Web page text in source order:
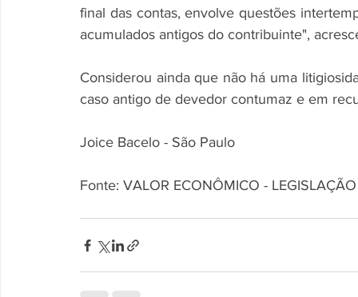
final das contas, envolve questões
acumulados antigos do contribuinte",
Considerou ainda que não há uma
caso antigo de devedor contumaz e em
Joice Bacelo - São Paulo
Fonte: VALOR ECONÔMICO -